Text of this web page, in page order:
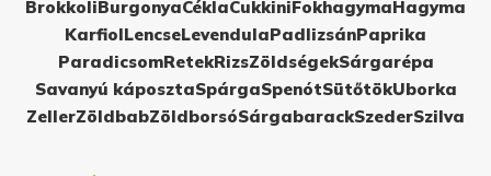
BrokkoliBurgonyaCéklaCukkiniFokhagymaHagyma
KarfiolLencseLevendulaPadlizsánPaprika
ParadicsomRetekRizsZöldségekSárgarépa
Savanyú káposztaSpárgaSpenótSütőtökUborka
ZellerZöldbabZöldborsóSárgabarackSzederSzilva